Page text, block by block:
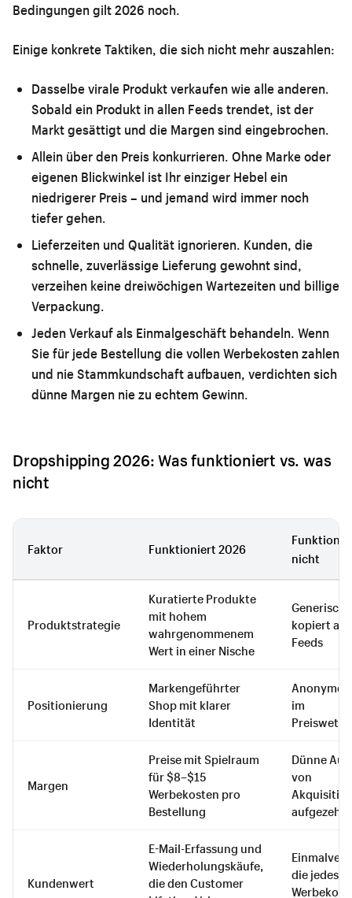
Bedingungen gilt 2026 noch.
Einige konkrete Taktiken, die sich nicht mehr auszahlen:
Dasselbe virale Produkt verkaufen wie alle anderen.
Sobald ein Produkt in allen Feeds trendet, ist der
Markt gesättigt und die Margen sind eingebrochen.
Allein über den Preis konkurrieren. Ohne Marke oder
eigenen Blickwinkel ist Ihr einziger Hebel ein
niedrigerer Preis – und jemand wird immer noch
tiefer gehen.
Lieferzeiten und Qualität ignorieren. Kunden, die
schnelle, zuverlässige Lieferung gewohnt sind,
verzeihen keine dreiwöchigen Wartezeiten und billige
Verpackung.
Jeden Verkauf als Einmalgeschäft behandeln. Wenn
Sie für jede Bestellung die vollen Werbekosten zahlen
und nie Stammkundschaft aufbauen, verdichten sich
dünne Margen nie zu echtem Gewinn.
Dropshipping 2026: Was funktioniert vs. was
nicht
Faktor Funktioniert 2026
nicht
Produktstrategie
Kuratierte Produkte
mit hohem
wahrgenommenem
Wert in einer Nische
kopiert
Feeds
Positionierung
Markengeführter
Shop mit klarer
Identität
Anonymer
im
Margen
Preise mit Spielraum
für $8–$15
Werbekosten pro
Bestellung
Dünne
von
aufgezehrt
Kundenwert
E-Mail-Erfassung und
Wiederholungskäufe,
die den Customer
die jedes